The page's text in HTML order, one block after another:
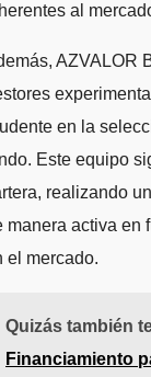
al
AZVALOR
en la
Este equipo
realizando
manera activa en
el mercado.
Quizás también
Financiamiento